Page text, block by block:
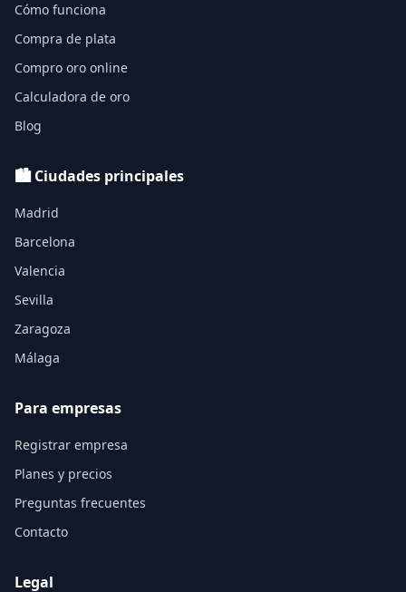
Cómo funciona
Compra de plata
Compro oro online
Calculadora de oro
Blog
🏙️ Ciudades principales
Madrid
Barcelona
Valencia
Sevilla
Zaragoza
Málaga
Para empresas
Registrar empresa
Planes y precios
Preguntas frecuentes
Contacto
Legal